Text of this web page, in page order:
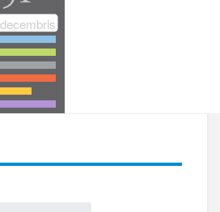
decembris